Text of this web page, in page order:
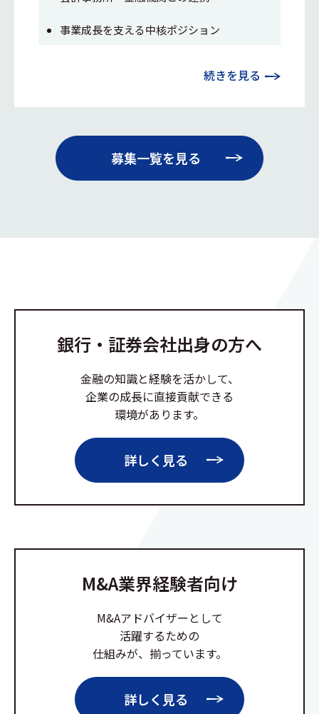
事業成長を支える中核ポジション
続きを見る
募集一覧を見る
銀行・証券会社出身の方へ
金融の知識と経験を活かして、
企業の成長に直接貢献できる
環境があります。
詳しく見る
M&A業界経験者向け
M&Aアドバイザーとして
活躍するための
仕組みが、揃っています。
詳しく見る